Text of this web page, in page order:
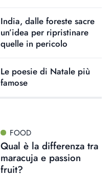
India, dalle foreste sacre
un’idea per ripristinare
quelle in pericolo
Le poesie di Natale più
famose
FOOD
Qual è la differenza tra
maracuja e passion
fruit?